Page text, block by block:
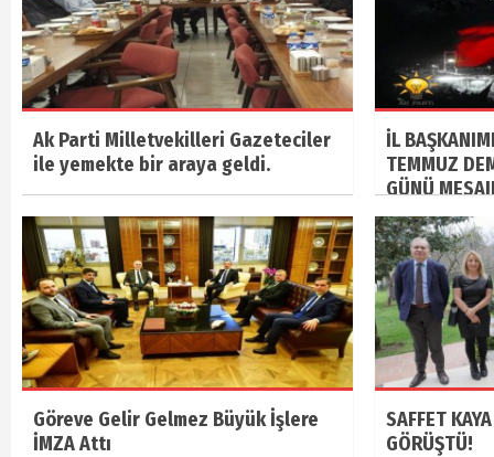
Ak Parti Milletvekilleri Gazeteciler
ile yemekte bir araya geldi.
İL
TEMMUZ
GÜNÜ
Göreve Gelir Gelmez Büyük İşlere
İMZA Attı
SAFFET
GÖRÜŞTÜ!